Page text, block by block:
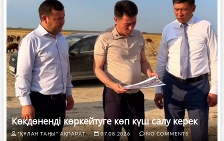
Көкдөненді көркейтуге көп күш салу керек
"ҚҰЛАН ТАҢЫ" АҚПАРАТ. 07.08.2026 NO COMMENTS